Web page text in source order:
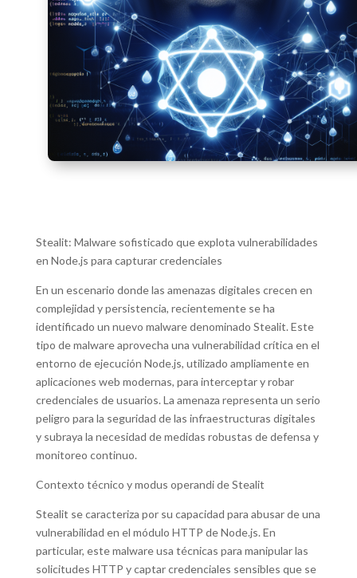
Stealit: Malware sofisticado que explota vulnerabilidades
en Node.js para capturar credenciales
En un escenario donde las amenazas digitales crecen en
complejidad y persistencia, recientemente se ha
identificado un nuevo malware denominado Stealit. Este
tipo de malware aprovecha una vulnerabilidad crítica en el
entorno de ejecución Node.js, utilizado ampliamente en
aplicaciones web modernas, para interceptar y robar
credenciales de usuarios. La amenaza representa un serio
peligro para la seguridad de las infraestructuras digitales
y subraya la necesidad de medidas robustas de defensa y
monitoreo continuo.
Contexto técnico y modus operandi de Stealit
Stealit se caracteriza por su capacidad para abusar de una
vulnerabilidad en el módulo HTTP de Node.js. En
particular, este malware usa técnicas para manipular las
solicitudes HTTP y captar credenciales sensibles que se